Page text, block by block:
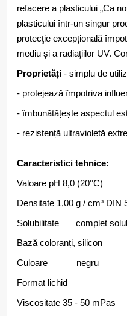
refacere a plasticului „Ca
plasticului într-un singur
protecţie excepţională
mediu şi a radiaţiilor UV.
Proprietăți - simplu de
- protejează împotriva
- îmbunătățește aspectul
- rezistență ultravioletă
Caracteristici tehnice:
Valoare pH 8,0 (20°C)
Densitate 1,00 g / cm³ DIN
Solubilitate complet
Bază coloranți, silicon
Culoare negru
Format lichid
Viscositate 35 - 50 mPas